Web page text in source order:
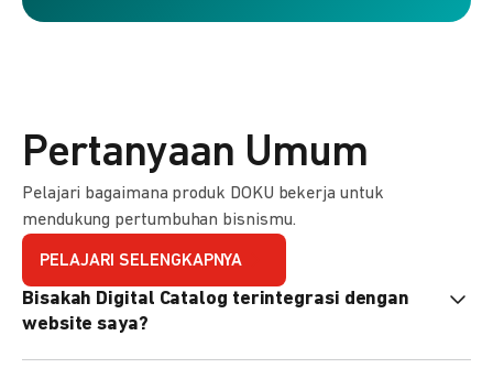
Pertanyaan Umum
Pelajari bagaimana produk DOKU bekerja untuk
mendukung pertumbuhan bisnismu.
PELAJARI SELENGKAPNYA
Bisakah Digital Catalog terintegrasi dengan
website saya?